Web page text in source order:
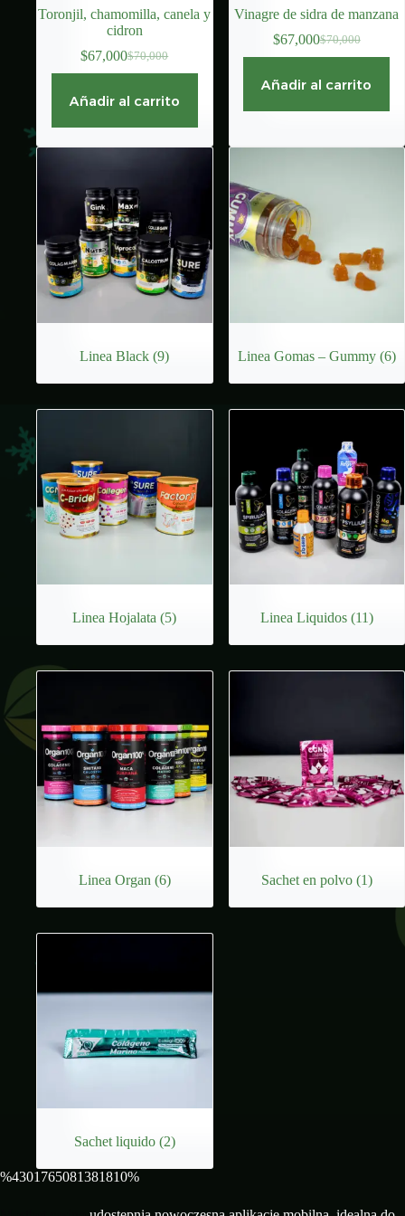
Toronjil, chamomilla, canela y
cidron
$70,000
El
original
$70,000.
$67,000El
actual
$67,000.
Añadir al carrito
Vinagre de sidra de manzana
$70,000
El
original
$70,000.
$67,000El
actual
$67,000.
Añadir al carrito
Linea Black(9) Linea Gomas – Gummy (6)
Linea Hojalata(5) Linea Liquidos (11)
Linea Organ (6) Sachet en polvo (1)
Sachet liquido (2)
%4301765081381810%